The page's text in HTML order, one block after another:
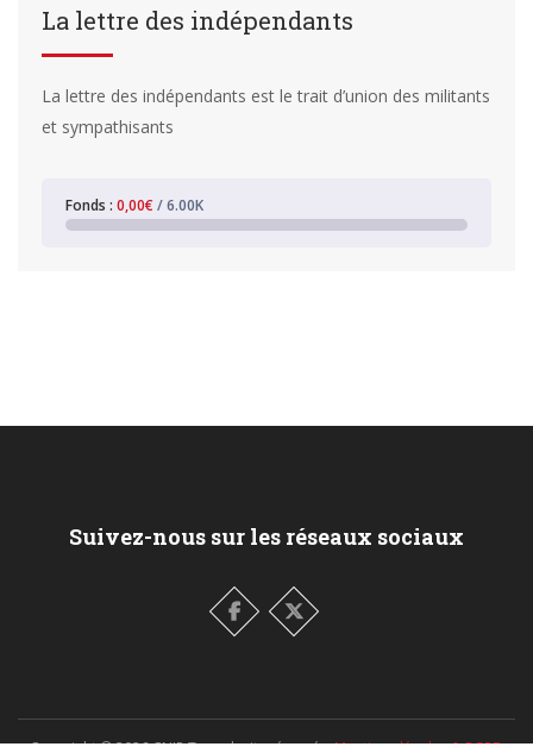
La lettre des indépendants
La lettre des indépendants est le trait d’union des militants
et sympathisants
Fonds : 0,00€ / 6.00K
Suivez-nous sur les réseaux sociaux
Copyright ©2026CNIP Tous droits réservés.Mentions légales & RGPD